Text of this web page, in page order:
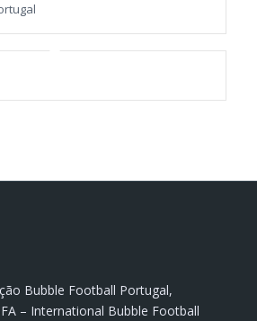
Bubble Football Portugal,
– International Bubble Football